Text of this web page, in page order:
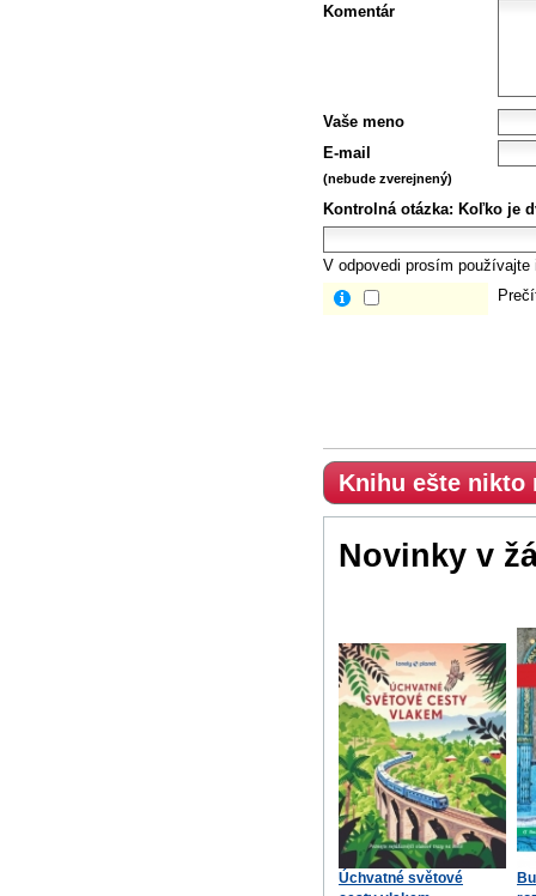
Komentár
Vaše meno
E-mail
(nebude zverejnený)
Kontrolná otázka: Koľko je
V odpovedi prosím
Knihu ešte nikto
Novinky v
Úchvatné světové